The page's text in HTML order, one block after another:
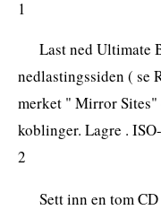
1
Last ned Ultimate
nedlastingssiden ( se
merket " Mirror
koblinger. Lagre .
2
Sett inn en tom